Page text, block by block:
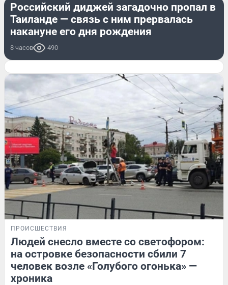
Российский диджей загадочно пропал в
Таиланде — связь с ним прервалась
накануне его дня рождения
8 часов 490
ПРОИСШЕСТВИЯ
Людей снесло вместе со светофором:
на островке безопасности сбили 7
человек возле «Голубого огонька» —
хроника